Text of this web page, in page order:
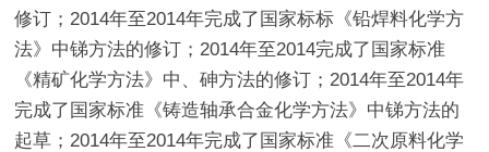
修订；2014年至2014年完成了国家标标《铅焊料化学方
法》中锑方法的修订；2014年至2014完成了国家标准
《精矿化学方法》中、砷方法的修订；2014年至2014年
完成了国家标准《铸造轴承合金化学方法》中锑方法的
起草；2014年至2014年完成了国家标准《二次原料化学